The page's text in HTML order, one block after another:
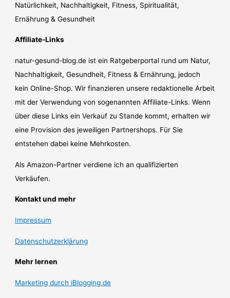
Natürlichkeit, Nachhaltigkeit, Fitness, Spiritualität,
Ernährung & Gesundheit
Affiliate-Links
natur-gesund-blog.de ist ein Ratgeberportal rund um Natur,
Nachhaltigkeit, Gesundheit, Fitness & Ernährung, jedoch
kein Online-Shop. Wir finanzieren unsere redaktionelle Arbeit
mit der Verwendung von sogenannten Affiliate-Links. Wenn
über diese Links ein Verkauf zu Stande kommt, erhalten wir
eine Provision des jeweiligen Partnershops. Für Sie
entstehen dabei keine Mehrkosten.
Als Amazon-Partner verdiene ich an qualifizierten
Verkäufen.
Kontakt und mehr
Impressum
Datenschutzerklärung
Mehr lernen
Marketing durch iBlogging.de